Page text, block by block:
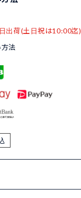
出荷(土日祝は10:00迄)
法